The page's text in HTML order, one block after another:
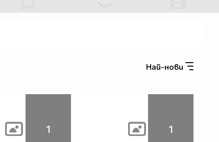
Най-нови
1 1